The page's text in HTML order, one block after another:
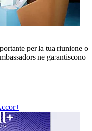
per la tua riunione o
ne garantiscono